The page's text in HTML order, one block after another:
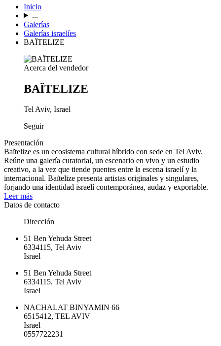
Inicio
...
Galerías
Galerías israelíes
BAÏTELIZE
Acerca del vendedor
BAÏTELIZE
Tel Aviv, Israel
Seguir
Presentación
Baïtelize es un ecosistema cultural híbrido con sede en Tel Aviv.
Reúne una galería curatorial, un escenario en vivo y un estudio
creativo, a la vez que tiende puentes entre la escena israelí y la
internacional. Baïtelize presenta artistas originales y singulares,
forjando una identidad israelí contemporánea, audaz y exportable.
Leer más
Datos de contacto
Dirección
51 Ben Yehuda Street
6334115, Tel Aviv
Israel
51 Ben Yehuda Street
6334115, Tel Aviv
Israel
NACHALAT BINYAMIN 66
6515412, TEL AVIV
Israel
0557722231